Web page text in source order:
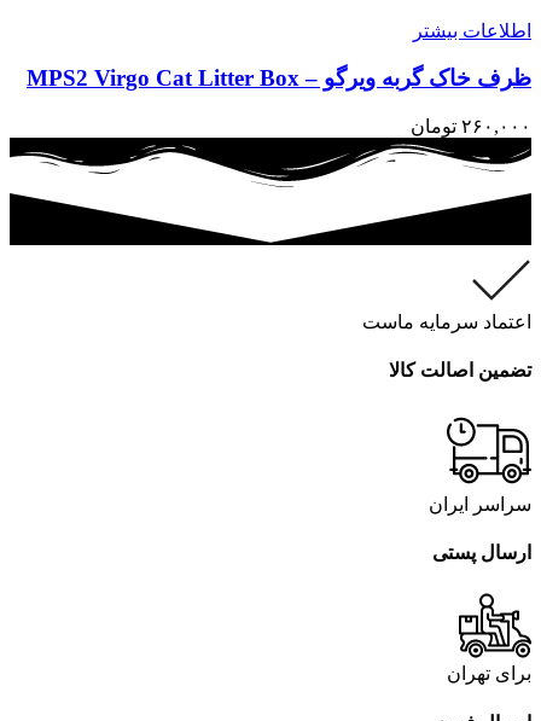
اطلاعات بیشتر
ظرف خاک گربه ویرگو – MPS2 Virgo Cat Litter Box
۲۶۰,۰۰۰ تومان
اعتماد سرمایه ماست
تضمین اصالت کالا
سراسر ایران
ارسال پستی
برای تهران